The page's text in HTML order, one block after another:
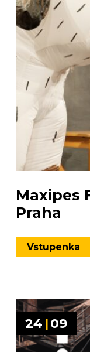
Maxipes
Praha
Vstupenka
24 |09